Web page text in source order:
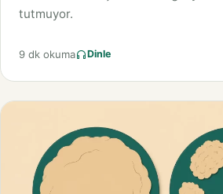
tutmuyor.
9 dk okuma Dinle